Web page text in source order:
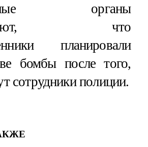
органы
что
планировали
бомбы после того,
сотрудники полиции.